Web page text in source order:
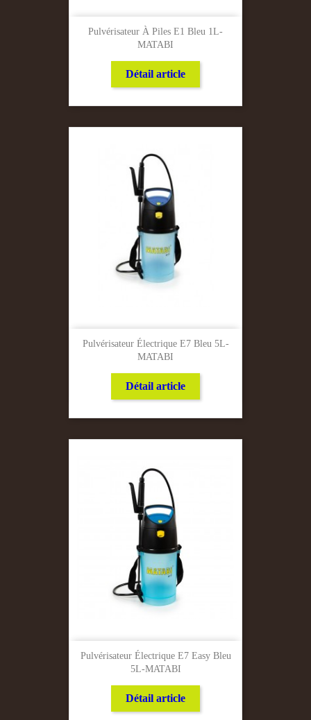
Pulvérisateur À Piles E1 Bleu 1L-
MATABI
Détail article
Pulvérisateur Électrique E7 Bleu 5L-
MATABI
Détail article
Pulvérisateur Électrique E7 Easy Bleu
5L-MATABI
Détail article